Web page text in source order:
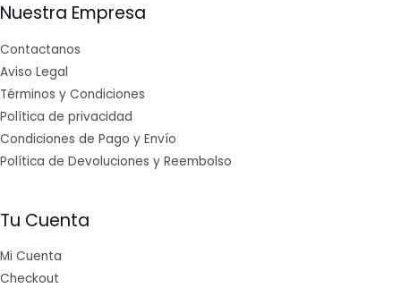
Nuestra Empresa
Contactanos
Aviso Legal
Términos y Condiciones
Política de privacidad
Condiciones de Pago y Envío
Política de Devoluciones y Reembolso
Tu Cuenta
Mi Cuenta
Checkout